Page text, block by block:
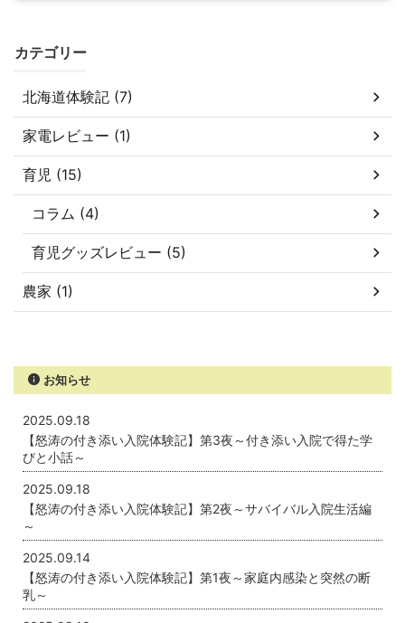
カテゴリー
北海道体験記 (7)
家電レビュー (1)
育児 (15)
コラム (4)
育児グッズレビュー (5)
農家 (1)
お知らせ
2025.09.18
【怒涛の付き添い入院体験記】第3夜～付き添い入院で得た学
びと小話～
2025.09.18
【怒涛の付き添い入院体験記】第2夜～サバイバル入院生活編
～
2025.09.14
【怒涛の付き添い入院体験記】第1夜～家庭内感染と突然の断
乳～